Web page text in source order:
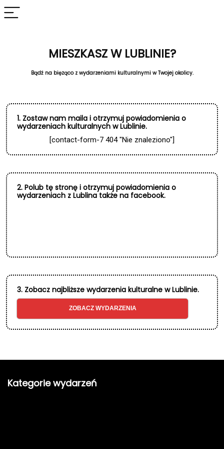
MIESZKASZ W LUBLINIE?
Bądź na bięząco z wydarzeniami kulturalnymi w Twojej okolicy.
1. Zostaw nam maila i otrzymuj powiadomienia o
wydarzeniach kulturalnych w Lublinie.
[contact-form-7 404 "Nie znaleziono"]
2. Polub tę stronę i otrzymuj powiadomienia o
wydarzeniach z Lublina także na facebook.
3. Zobacz najbliższe wydarzenia kulturalne w Lublinie.
ZOBACZ WYDARZENIA
Kategorie wydarzeń